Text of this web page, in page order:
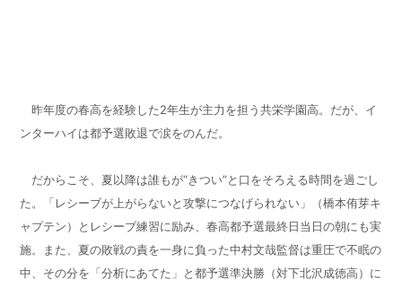
昨年度の春高を経験した2年生が主力を担う共栄学園高。だが、イ
ンターハイは都予選敗退で涙をのんだ。
だからこそ、夏以降は誰もが“きつい”と口をそろえる時間を過ごし
た。「レシーブが上がらないと攻撃につなげられない」（橋本侑芽キ
ャプテン）とレシーブ練習に励み、春高都予選最終日当日の朝にも実
施。また、夏の敗戦の責を一身に負った中村文哉監督は重圧で不眠の
中、その分を「分析にあてた」と都予選準決勝（対下北沢成徳高）に